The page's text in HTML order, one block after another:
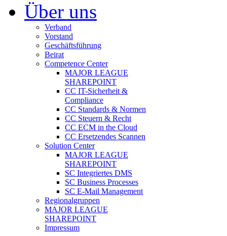
Über uns
Verband
Vorstand
Geschäftsführung
Beirat
Competence Center
MAJOR LEAGUE
SHAREPOINT
CC IT-Sicherheit &
Compliance
CC Standards & Normen
CC Steuern & Recht
CC ECM in the Cloud
CC Ersetzendes Scannen
Solution Center
MAJOR LEAGUE
SHAREPOINT
SC Integriertes DMS
SC Business Processes
SC E-Mail Management
Regionalgruppen
MAJOR LEAGUE
SHAREPOINT
Impressum